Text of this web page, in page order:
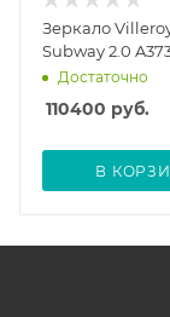
Зеркало
Subway 2.0
Достаточно
110400 руб.
В